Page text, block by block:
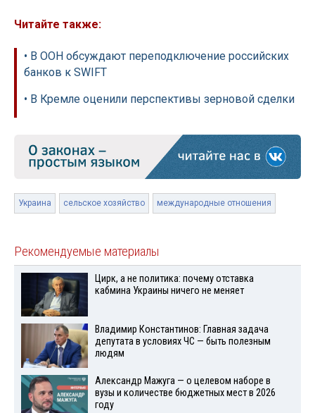
Читайте также:
• В ООН обсуждают переподключение российских
банков к SWIFT
• В Кремле оценили перспективы зерновой сделки
Украина сельское хозяйство международные отношения
Рекомендуемые материалы
Цирк, а не политика: почему отставка
кабмина Украины ничего не меняет
Владимир Константинов: Главная задача
депутата в условиях ЧС — быть полезным
людям
Александр Мажуга — о целевом наборе в
вузы и количестве бюджетных мест в 2026
году